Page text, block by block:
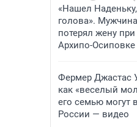
«Нашел
голова».
потерял жену
Архипо-Осиповке
Фермер Джастас
как «веселый
его семью могут
России — видео